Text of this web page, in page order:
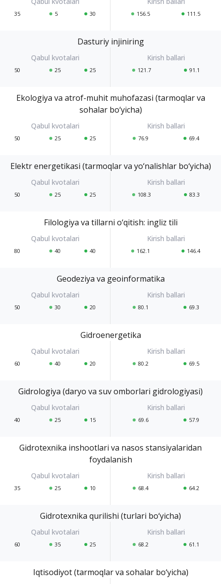
35 5 30 156.5 111.5
Dasturiy injiniring
50 25 25 121.7 91.1
Ekologiya va atrof-muhit muhofazasi (tarmoqlar va
sohalar bo‘yicha)
50 25 25 76.9 69.4
Elektr energetikasi (tarmoqlar va yo‘nalishlar bo‘yicha)
50 25 25 108.3 83.3
Filologiya va tillarni o‘qitish: ingliz tili
80 40 40 162.1 146.4
Geodeziya va geoinformatika
50 30 20 80.1 69.3
Gidroenergetika
60 40 20 80.2 69.5
Gidrologiya (daryo va suv omborlari gidrologiyasi)
40 25 15 69.6 57.9
Gidrotexnika inshootlari va nasos stansiyalaridan
foydalanish
35 25 10 68.4 64.2
Gidrotexnika qurilishi (turlari bo‘yicha)
60 35 25 68.2 61.1
Iqtisodiyot (tarmoqlar va sohalar bo‘yicha)